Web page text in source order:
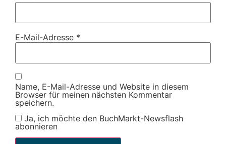
E-Mail-Adresse *
Name, E-Mail-Adresse und Website in diesem
Browser für meinen nächsten Kommentar
speichern.
Ja, ich möchte den BuchMarkt-Newsflash
abonnieren